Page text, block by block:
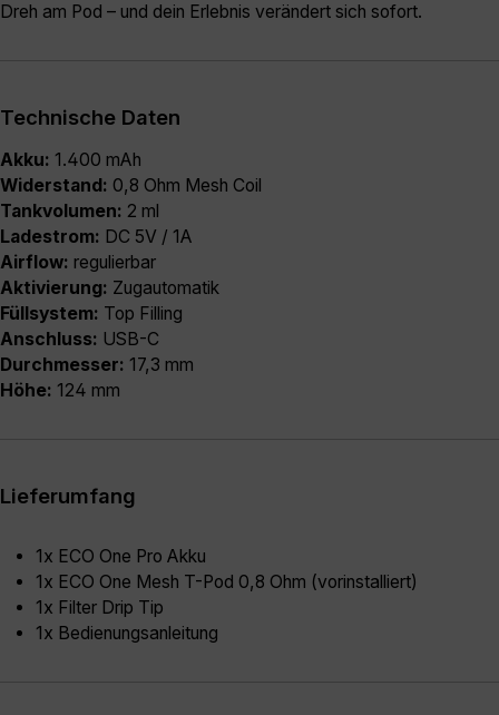
Dreh am Pod – und dein Erlebnis verändert sich sofort.
Technische Daten
Akku: 1.400 mAh
Widerstand: 0,8 Ohm Mesh Coil
Tankvolumen: 2 ml
Ladestrom: DC 5V / 1A
Airflow: regulierbar
Aktivierung: Zugautomatik
Füllsystem: Top Filling
Anschluss: USB-C
Durchmesser: 17,3 mm
Höhe: 124 mm
Lieferumfang
1x ECO One Pro Akku
1x ECO One Mesh T-Pod 0,8 Ohm (vorinstalliert)
1x Filter Drip Tip
1x Bedienungsanleitung